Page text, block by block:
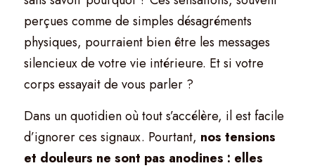
perçues comme de simples désagréments
physiques, pourraient bien être les messages
silencieux de votre vie intérieure. Et si votre
corps essayait de vous parler ?
Dans un quotidien où tout s’accélère, il est facile
d’ignorer ces signaux. Pourtant, nos tensions
et douleurs ne sont pas anodines : elles